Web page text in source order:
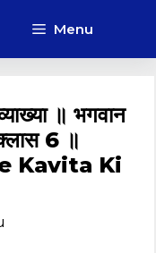
Menu
॥ भगवान
6 ॥
Kavita Ki